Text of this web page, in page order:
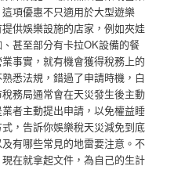
項優惠不只適用於大型遊樂
供娛樂設施的店家，例如夾娃
甚至部分有卡拉OK設備的餐
事實，就有機會獲得稅務上的
悉法規，錯過了申請時機，白
務局通常會在天災發生後主動
者主動提出申請，以免權益睡
，告訴你娛樂稅天災減免到底
有哪些常見的地雷要注意。不
在就拿起文件，為自己的生計